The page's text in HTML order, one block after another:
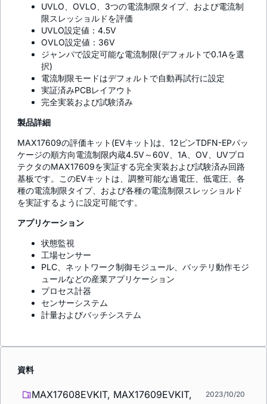
UVLO、OVLO、3つの電流制限タイプ、および電流制
限スレッショルドを評価
UVLO設定値：4.5V
OVLO設定値：36V
ジャンパで設定可能な電流制限(デフォルトで0.1Aを選
択)
電流制限モードはデフォルトで自動再試行に設定
実証済みPCBレイアウト
完全実装および試験済み
製品詳細
MAX17609の評価キット(EVキット)は、12ピンTDFN-EPパッ
ケージの順方向電流制限内蔵4.5V～60V、1A、OV、UVプロ
テクタのMAX17609を実証する完全実装および試験済み回路
基板です。このEVキットは、調整可能な過電圧、低電圧、各
種の電流制限タイプ、および各種の電流制限スレッショルド
を実証するように設定可能です。
アプリケーション
状態監視
工場センサー
PLC、ネットワーク制御モジュール、バッテリ動作モジ
ュールなどの産業アプリケーション
プロセス計器
センサーシステム
計量およびバッチシステム
資料
MAX17608EVKIT, MAX17609EVKIT,
2023/10/20